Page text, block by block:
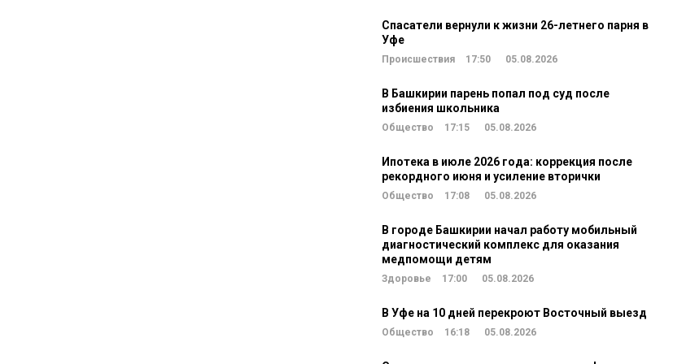
Спасатели вернули к жизни 26-летнего парня в
Уфе
Происшествия 17:50 05.08.2026
В Башкирии парень попал под суд после
избиения школьника
Общество 17:15 05.08.2026
Ипотека в июле 2026 года: коррекция после
рекордного июня и усиление вторички
Общество 17:08 05.08.2026
В городе Башкирии начал работу мобильный
диагностический комплекс для оказания
медпомощи детям
Здоровье 17:00 05.08.2026
В Уфе на 10 дней перекроют Восточный выезд
Общество 16:18 05.08.2026